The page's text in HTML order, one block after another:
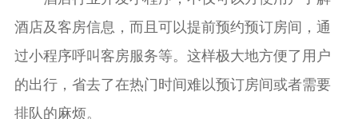
酒店及客房信息，而且可以提前预约预订房间，通
过小程序呼叫客房服务等。这样极大地方便了用户
的出行，省去了在热门时间难以预订房间或者需要
排队的麻烦。